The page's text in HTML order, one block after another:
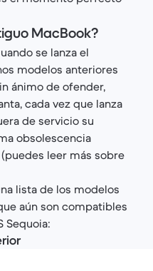
MacBook?
se lanza el
modelos anteriores
ánimo de ofender,
cada vez que lanza
de servicio su
obsolescencia
leer más sobre
lista de los modelos
aún son compatibles
Sequoia: